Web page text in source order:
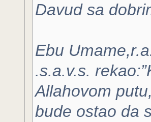
Davud sa
Ebu
.s.a.v.s.
Allahovom
bude ostao da